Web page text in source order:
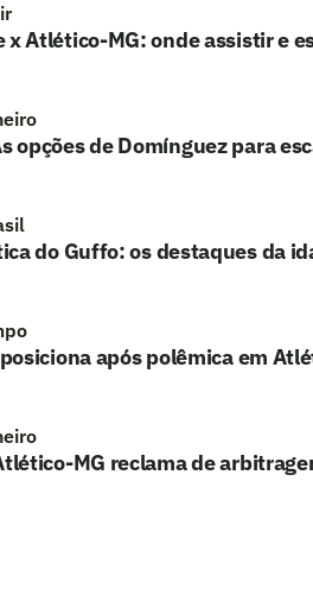
Atlético-MG: onde assistir e
opções de Domínguez para
do Guffo: os destaques da
após polêmica em
MG reclama de